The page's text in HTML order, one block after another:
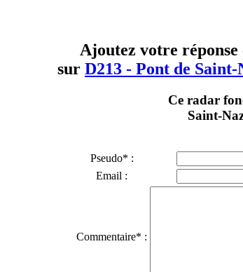
Ajoutez votre
sur D213 - Pont de
Ce radar
Saint-
Pseudo* :
Email :
Commentaire* :